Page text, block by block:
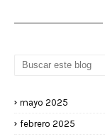
mayo 2025
febrero 2025